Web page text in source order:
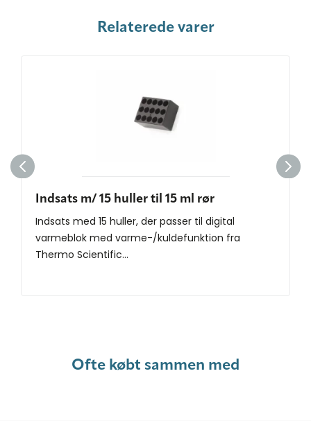
Relaterede varer
Indsats m/ 15 huller til 15 ml rør
Indsats med 15 huller, der passer til digital
varmeblok med varme-/kuldefunktion fra
Thermo Scientific...
Ofte købt sammen med